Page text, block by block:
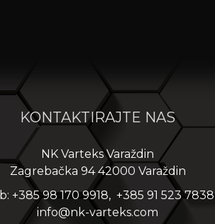
KONTAKTIRAJTE NAS
NK Varteks Varaždin
Zagrebačka 94 42000 Varaždin
+385 98 170 9918, +385 91 523 7838
info@nk-varteks.com